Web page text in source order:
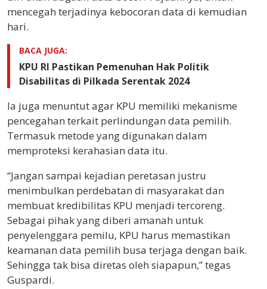
mencegah terjadinya kebocoran data di kemudian
hari.
BACA JUGA:
KPU RI Pastikan Pemenuhan Hak Politik
Disabilitas di Pilkada Serentak 2024
Ia juga menuntut agar KPU memiliki mekanisme
pencegahan terkait perlindungan data pemilih.
Termasuk metode yang digunakan dalam
memproteksi kerahasian data itu.
“Jangan sampai kejadian peretasan justru
menimbulkan perdebatan di masyarakat dan
membuat kredibilitas KPU menjadi tercoreng.
Sebagai pihak yang diberi amanah untuk
penyelenggara pemilu, KPU harus memastikan
keamanan data pemilih busa terjaga dengan baik.
Sehingga tak bisa diretas oleh siapapun,” tegas
Guspardi.